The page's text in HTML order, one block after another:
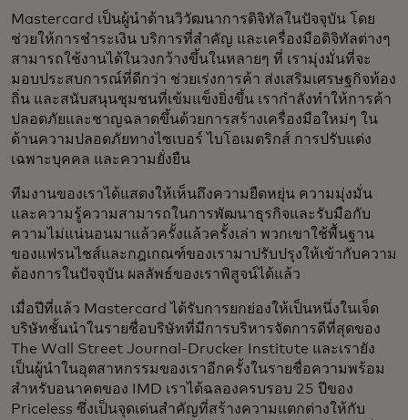
Mastercard เป็นผู้นำด้านวิวัฒนาการดิจิทัลในปัจจุบัน โดย
ช่วยให้การชำระเงิน บริการที่สำคัญ และเครื่องมือดิจิทัลต่างๆ
สามารถใช้งานได้ในวงกว้างขึ้นในหลายๆ ที่ เรามุ่งมั่นที่จะ
มอบประสบการณ์ที่ดีกว่า ช่วยเร่งการค้า ส่งเสริมเศรษฐกิจท้อง
ถิ่น และสนับสนุนชุมชนที่เข้มแข็งยิ่งขึ้น เรากำลังทำให้การค้า
ปลอดภัยและชาญฉลาดขึ้นด้วยการสร้างเครื่องมือใหม่ๆ ใน
ด้านความปลอดภัยทางไซเบอร์ ไบโอเมตริกส์ การปรับแต่ง
เฉพาะบุคคล และความยั่งยืน
ทีมงานของเราได้แสดงให้เห็นถึงความยืดหยุ่น ความมุ่งมั่น
และความรู้ความสามารถในการพัฒนาธุรกิจและรับมือกับ
ความไม่แน่นอนมาแล้วครั้งแล้วครั้งเล่า พวกเขาใช้พื้นฐาน
ของแฟรนไชส์และกฎเกณฑ์ของเรามาปรับปรุงให้เข้ากับความ
ต้องการในปัจจุบัน ผลลัพธ์ของเราพิสูจน์ได้แล้ว
เมื่อปีที่แล้ว Mastercard ได้รับการยกย่องให้เป็นหนึ่งในเจ็ด
บริษัทชั้นนำในรายชื่อบริษัทที่มีการบริหารจัดการดีที่สุดของ
The Wall Street Journal-Drucker Institute และเรายัง
เป็นผู้นำในอุตสาหกรรมของเราอีกครั้งในรายชื่อความพร้อม
สำหรับอนาคตของ IMD เราได้ฉลองครบรอบ 25 ปีของ
Priceless ซึ่งเป็นจุดเด่นสำคัญที่สร้างความแตกต่างให้กับ